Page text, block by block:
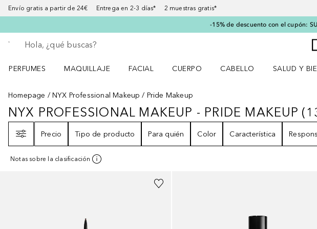
Envío gratis a partir de 24€ Entrega en 2-3 días* 2 muestras gratis*
-15% de descuento con el cupón:
Regresar
Ejecutar búsqueda
PERFUMES
MAQUILLAJE
FACIAL
CUERPO
CABELLO
SALUD Y
Homepage
NYX Professional Makeup Pride Makeup
NYX PROFESSIONAL MAKEUP - PRIDE MAKEUP
NYX PROFESSIONAL MAKEUP - PRIDE MAKEUP (
Precio
Tipo de producto Para quién Color Característica
Notas sobre la clasificación
+ 5